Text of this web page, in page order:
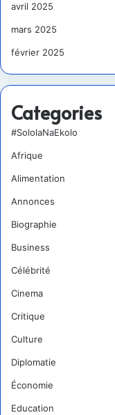
avril 2025
mars 2025
février 2025
Categories
#SololaNaEkolo
Afrique
Alimentation
Annonces
Biographie
Business
Célébrité
Cinema
Critique
Culture
Diplomatie
Économie
Education